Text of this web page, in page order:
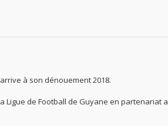
à son dénouement 2018.
Ligue de Football de Guyane en partenariat